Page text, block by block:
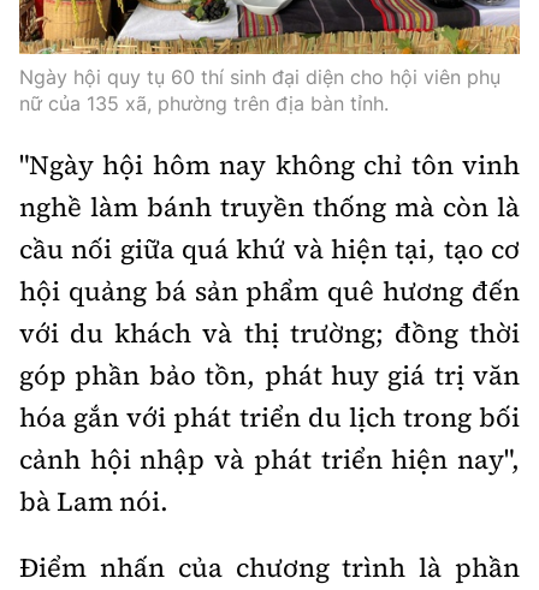
Ngày hội quy tụ 60 thí sinh đại diện cho hội viên phụ
nữ của 135 xã, phường trên địa bàn tỉnh.
"Ngày hội hôm nay không chỉ tôn vinh
nghề làm bánh truyền thống mà còn là
cầu nối giữa quá khứ và hiện tại, tạo cơ
hội quảng bá sản phẩm quê hương đến
với du khách và thị trường; đồng thời
góp phần bảo tồn, phát huy giá trị văn
hóa gắn với phát triển du lịch trong bối
cảnh hội nhập và phát triển hiện nay",
bà Lam nói.
Điểm nhấn của chương trình là phần